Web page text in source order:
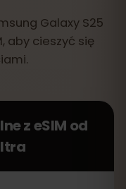
Galaxy S25
aby cieszyć się
z eSIM od